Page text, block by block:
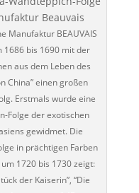
Manufaktur BEAUVAIS
1686 bis 1690 mit der
aus dem Leben des
China” einen großen
Erstmals wurde eine
Folge der exotischen
gewidmet. Die
in prächtigen Farben
1720 bis 1730 zeigt:
der Kaiserin”, “Die